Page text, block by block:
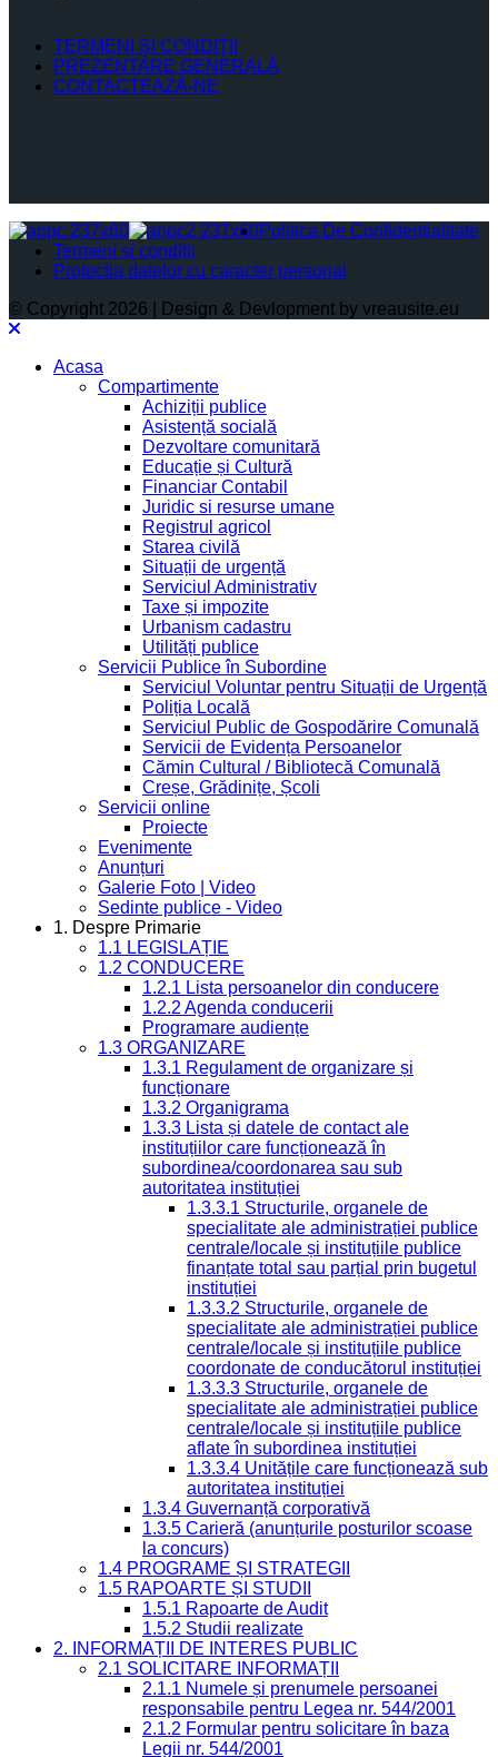
TERMENI ŞI CONDIŢII
PREZENTARE GENERALĂ
CONTACTEAZĂ-NE
Politica De Confidențialitate
Termeni și condiții
Protectia datelor cu caracter personal
© Copyright 2026 | Design & Devlopment by vreausite.eu
Acasa
Compartimente
Achiziții publice
Asistență socială
Dezvoltare comunitară
Educație și Cultură
Financiar Contabil
Juridic si resurse umane
Registrul agricol
Starea civilă
Situații de urgență
Serviciul Administrativ
Taxe și impozite
Urbanism cadastru
Utilități publice
Servicii Publice în Subordine
Serviciul Voluntar pentru Situații de Urgență
Poliția Locală
Serviciul Public de Gospodărire Comunală
Servicii de Evidența Persoanelor
Cămin Cultural / Bibliotecă Comunală
Creșe, Grădinițe, Școli
Servicii online
Proiecte
Evenimente
Anunțuri
Galerie Foto | Video
Sedinte publice - Video
1. Despre Primarie
1.1 LEGISLAȚIE
1.2 CONDUCERE
1.2.1 Lista persoanelor din conducere
1.2.2 Agenda conducerii
Programare audiențe
1.3 ORGANIZARE
1.3.1 Regulament de organizare și
funcționare
1.3.2 Organigrama
1.3.3 Lista și datele de contact ale
instituțiilor care funcționează în
subordinea/coordonarea sau sub
autoritatea instituției
1.3.3.1 Structurile, organele de
specialitate ale administrației publice
centrale/locale și instituțiile publice
finanțate total sau parțial prin bugetul
instituției
1.3.3.2 Structurile, organele de
specialitate ale administrației publice
centrale/locale și instituțiile publice
coordonate de conducătorul instituției
1.3.3.3 Structurile, organele de
specialitate ale administrației publice
centrale/locale și instituțiile publice
aflate în subordinea instituției
1.3.3.4 Unitățile care funcționează sub
autoritatea instituției
1.3.4 Guvernanță corporativă
1.3.5 Carieră (anunțurile posturilor scoase
la concurs)
1.4 PROGRAME ȘI STRATEGII
1.5 RAPOARTE ȘI STUDII
1.5.1 Rapoarte de Audit
1.5.2 Studii realizate
2. INFORMAȚII DE INTERES PUBLIC
2.1 SOLICITARE INFORMAȚII
2.1.1 Numele și prenumele persoanei
responsabile pentru Legea nr. 544/2001
2.1.2 Formular pentru solicitare în baza
Legii nr. 544/2001